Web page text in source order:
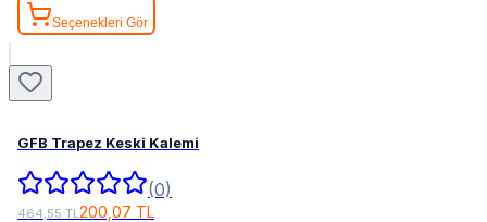
Seçenekleri Gör
GFB Trapez Keski Kalemi
(0)
464,55 TL 200,07 TL